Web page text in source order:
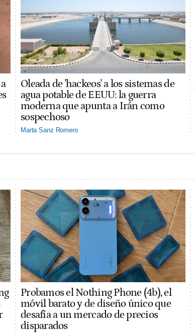
Oleada de 'hackeos' a los sistemas de
agua potable de EEUU: la guerra
moderna que apunta a Irán como
sospechoso
Marta Sanz Romero
Probamos el Nothing Phone (4b), el
móvil barato y de diseño único que
desafía a un mercado de precios
disparados